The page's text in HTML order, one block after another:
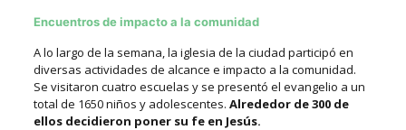
Encuentros de impacto a la comunidad
A lo largo de la semana, la iglesia de la ciudad participó en
diversas actividades de alcance e impacto a la comunidad.
Se visitaron cuatro escuelas y se presentó el evangelio a un
total de 1650 niños y adolescentes. Alrededor de 300 de
ellos decidieron poner su fe en Jesús.